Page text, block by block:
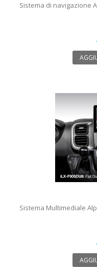
Sistema di navigazione
Sistema Multimediale